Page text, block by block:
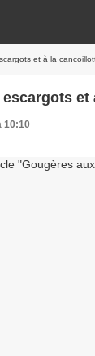
et à la
et
10:10